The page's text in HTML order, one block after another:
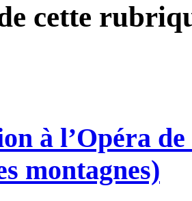
cette
à l’Opéra
montagnes)